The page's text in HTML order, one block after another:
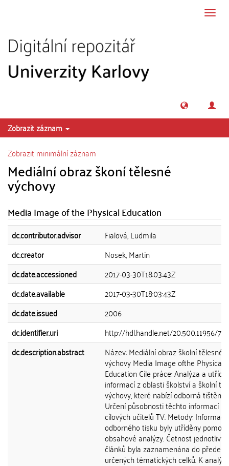
Zobrazit záznam
Zobrazit minimální záznam
Mediální obraz škoní tělesné
výchovy
Media Image of the Physical Education
dc.contributor.advisor
Fialová, Ludmila
dc.creator
Nosek, Martin
dc.date.accessioned
2017-03-30T18:03:43Z
dc.date.available
2017-03-30T18:03:43Z
dc.date.issued
2006
dc.identifier.uri
http://hdl.handle.net/20.500.11956/
dc.description.abstract
Název: Mediální obraz školní tělesné
výchovy Media Image ofthe Physical
Education Cíle práce: Analýza a
informací z oblasti školství a školní
výchovy, které nabízí odborná tištěná
Určení působnosti těchto informací u
cílových učitelů TV. Metody:
odborného tisku byly utříděny pomocí
obsahové analýzy. Četnost
článků byla zaznamenána do předem
určených tématických celků. K